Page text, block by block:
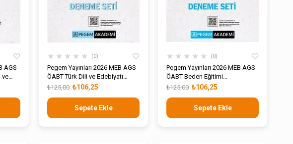
AGS
ve
★ ★ ★ ★ ★ 0
Pegem Yayınları 2026 MEB AGS
ÖABT Türk Dili ve Edebiyatı
Öğretmenliği Tamamı Çözümlü
Seti
₺106,25
₺125,00
Sepete Ekle
★ ★ ★ ★ ★ 0
Pegem Yayınları 2026 MEB AGS
ÖABT Beden Eğitimi
Öğretmenliği Tamamı Çözümlü
Seti
₺106,25
₺125,00
Sepete Ekle